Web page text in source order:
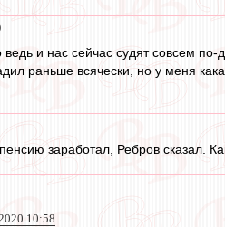
ведь и нас сейчас судят совсем
раньше всячески, но у меня
заработал, Ребров сказал.
10:58